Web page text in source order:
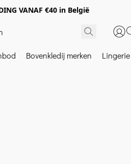
VANAF €40 in België
Bovenkledij merken